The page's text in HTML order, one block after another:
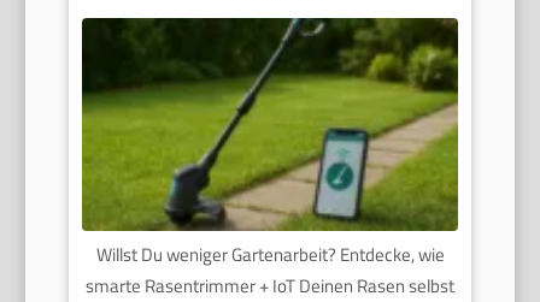
Willst Du weniger Gartenarbeit? Entdecke, wie
smarte Rasentrimmer + IoT Deinen Rasen selbst